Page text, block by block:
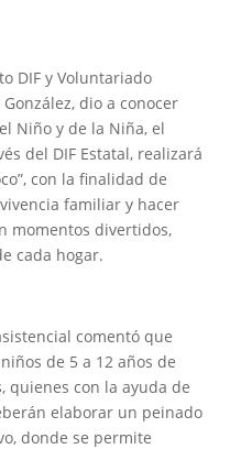
DIF y Voluntariado
dio a conocer
Niño y de la Niña, el
del DIF Estatal, realizará
con la finalidad de
familiar y hacer
momentos divertidos,
cada hogar.
comentó que
de 5 a 12 años de
quienes con la ayuda de
elaborar un peinado
donde se permite